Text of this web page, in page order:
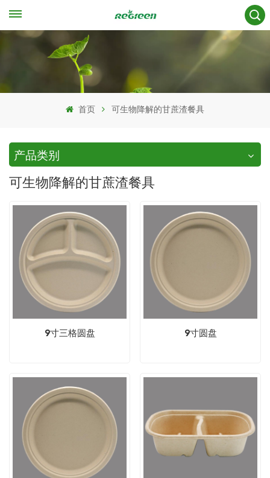
首页 可生物降解的甘蔗渣餐具
产品类别
可生物降解的甘蔗渣餐具
9寸三格圆盘 9寸圆盘